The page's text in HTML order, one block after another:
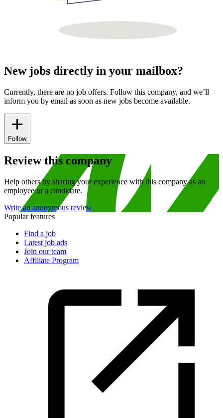
New jobs directly in your mailbox?
Currently, there are no job offers. Follow this company, and we’ll
inform you by email as soon as new jobs become available.
Follow
Review this company
Help others by sharing your experience with this company as an
employee or a candidate.
Write an anonymous review
Popular features
Find a job
Latest job ads
Join our team
Affiliate Program